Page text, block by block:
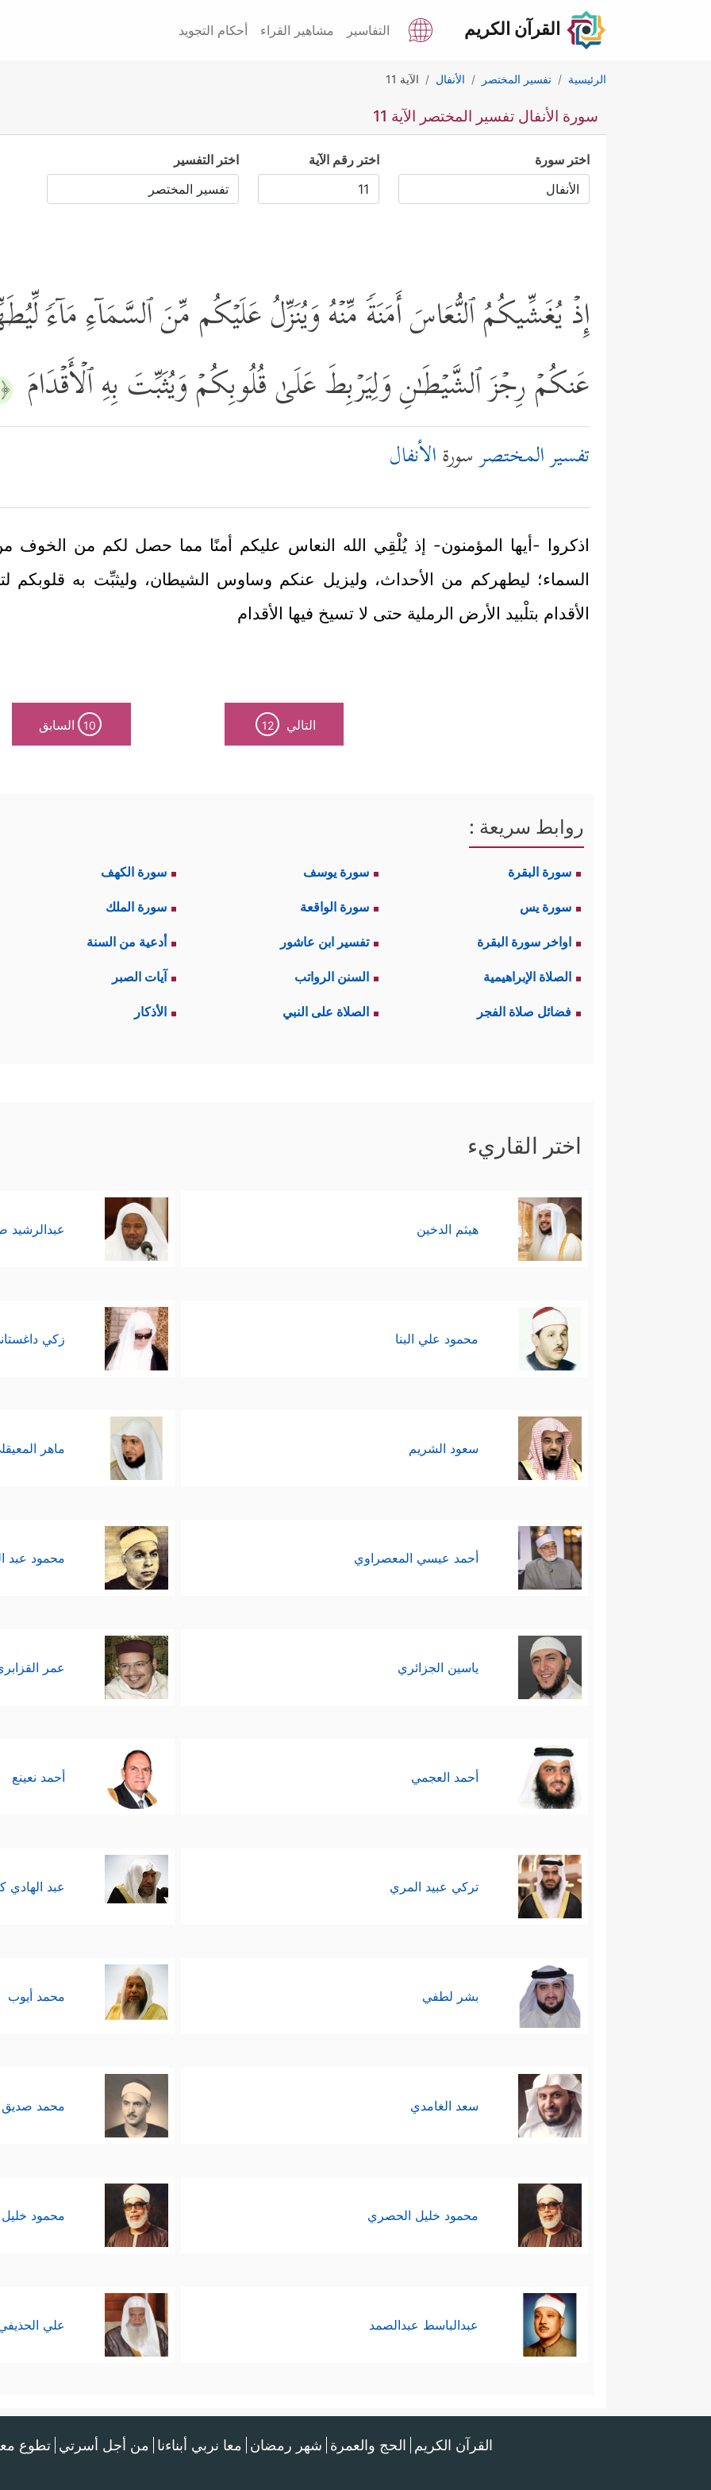
القرآن الكريم التفاسير مشاهير القراء أحكام التجويد
الرئيسية تفسير المختصر الأنفال الآية 11
سورة الأنفال تفسير المختصر الآية 11
اختر سورة اختر رقم الآية اختر التفسير
إِذۡ یُغَشِّیكُمُ ٱلنُّعَاسَ أَمَنَةࣰ مِّنۡهُ وَیُنَزِّلُ عَلَیۡكُم مِّنَ ٱلسَّمَاۤءِ مَاۤءࣰ
عَنكُمۡ رِجۡزَ ٱلشَّیۡطَـٰنِ وَلِیَرۡبِطَ عَلَىٰ قُلُوبِكُمۡ وَیُثَبِّتَ بِهِ ٱلۡأَقۡدَامَ ﴿١١﴾
تفسير المختصرسورةالأنفال
اذكروا -أيها المؤمنون- إذ يُلْقِي الله النعاس عليكم أمنًا مما حصل لكم من
السماء؛ ليطهركم من الأحداث، وليزيل عنكم وساوس الشيطان، وليثبِّت به قلوبكم
الأقدام بتلْبيد الأرض الرملية حتى لا تسيخ فيها الأقدام
التالي 12
10 السابق
روابط سريعة :
سورة البقرة سورة يوسف سورة الكهف
سورة يس سورة الواقعة سورة الملك
اواخر سورة البقرة تفسير ابن عاشور أدعية من السنة
الصلاة الإبراهيمية السنن الرواتب آيات الصبر
فضائل صلاة الفجر الصلاة على النبي الأذكار
اختر القاريء
هيثم الدخين عبدالرشيد
محمود علي البنا زكي
سعود الشريم ماهر
أحمد عيسي المعصراوي محمود عبد
ياسين الجزائري عمر
أحمد العجمي أحمد نعينع
تركي عبيد المري عبد الهادي
بشر لطفي محمد أيوب
سعد الغامدي محمد صديق
محمود خليل الحصري محمود
عبدالباسط عبدالصمد علي
القرآن الكريم الحج والعمرة شهر رمضان معا نربي أبناءنا من أجل أسرتي تطوع